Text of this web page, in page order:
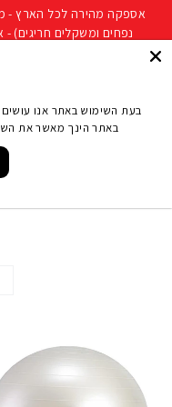
להמשך
נפחים ומשקלים חריגים) - אחריות
®GYMNIC
שהשתמשו בשיטת הדפוס
רעיל.
באתר הינך מאשר את